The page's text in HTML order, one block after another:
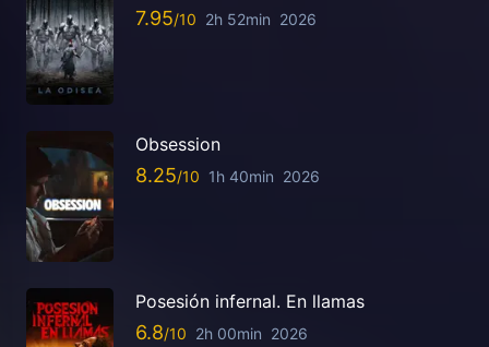
7.95 2h 52min 2026
Obsession
8.25 1h 40min 2026
Posesión infernal. En llamas
6.8 2h 00min 2026